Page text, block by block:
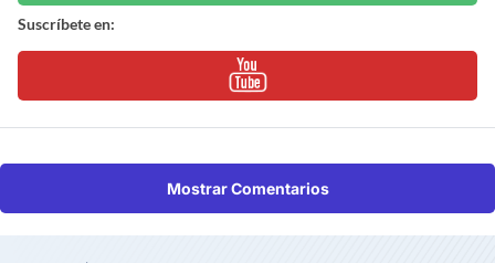
Suscríbete en:
Mostrar Comentarios